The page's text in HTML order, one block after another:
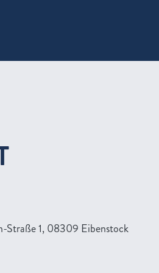
Straße 1, 08309 Eibenstock